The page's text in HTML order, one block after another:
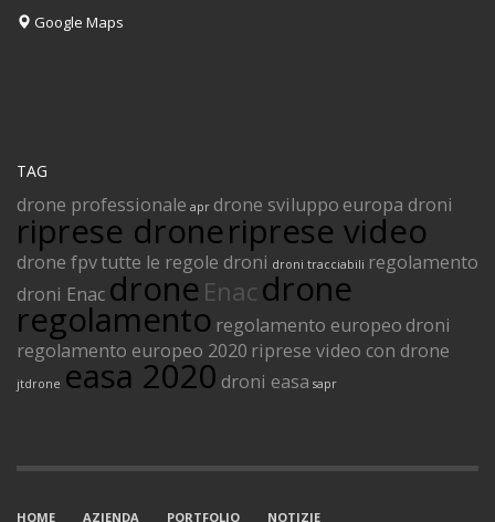
Google Maps
TAG
drone professionale apr drone sviluppo europa droni
riprese droneriprese video
drone fpvtutte le regole droni droni tracciabili regolamento
droni Enac drone Enac drone
regolamento regolamento europeodroni
regolamento europeo 2020 riprese video con drone
jtdrone easa 2020 droni easa sapr
HOME AZIENDA PORTFOLIO NOTIZIE